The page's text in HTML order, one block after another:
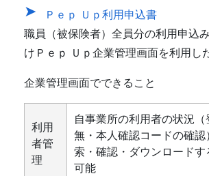
Ｐｅｐ Ｕｐ利用申込書
職員（被保険者）全員分の利用申込
けＰｅｐ Ｕｐ企業管理画面を利用し
企業管理画面でできること
利用
者管
理
自事業所の利用者の状況
無・本人確認コードの確認
索・確認・ダウンロード
可能